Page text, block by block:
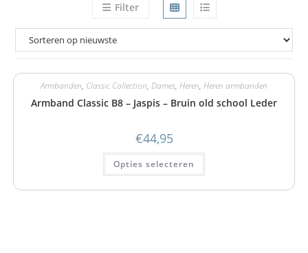
Filter
Armbanden, Classic Collection, Dames, Heren, Heren armbanden
Armband Classic B8 – Jaspis – Bruin old school Leder
€44,95
Opties selecteren